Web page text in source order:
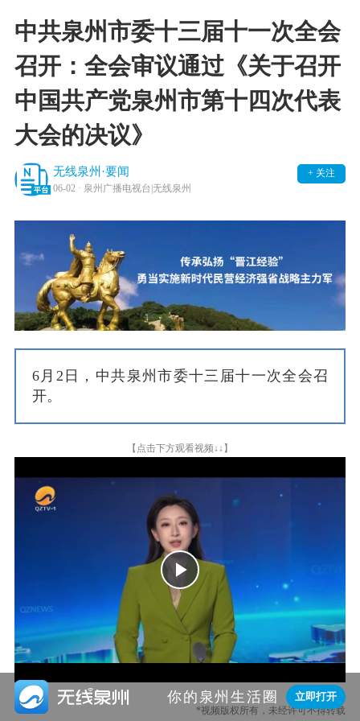
 你的泉州生活圈 立即打开
中共泉州市委十三届十一次全会
召开：全会审议通过《关于召开
中国共产党泉州市第十四次代表
大会的决议》
无线泉州·要闻
+ 关注
06-02 · 泉州广播电视台|无线泉州
6月2日，中共泉州市委十三届十一次全会召
开。
【点击下方观看视频↓↓】
Play
Video
*视频版权所有，未经许可不得转载